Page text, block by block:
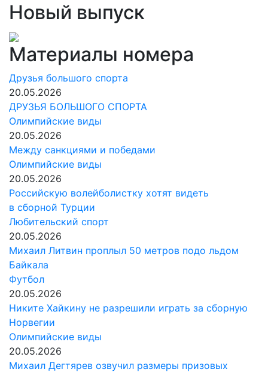
Новый выпуск
Материалы номера
Друзья большого спорта
20.05.2026
ДРУЗЬЯ БОЛЬШОГО СПОРТА
Олимпийские виды
20.05.2026
Между санкциями и победами
Олимпийские виды
20.05.2026
Российскую волейболистку хотят видеть
в сборной Турции
Любительский спорт
20.05.2026
Михаил Литвин проплыл 50 метров подо льдом
Байкала
Футбол
20.05.2026
Никите Хайкину не разрешили играть за сборную
Норвегии
Олимпийские виды
20.05.2026
Михаил Дегтярев озвучил размеры призовых